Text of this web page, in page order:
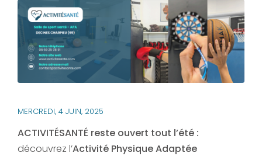
MERCREDI, 4 JUIN, 2025
ACTIVITÉSANTÉ reste ouvert tout l’été :
découvrez l’Activité Physique Adaptée